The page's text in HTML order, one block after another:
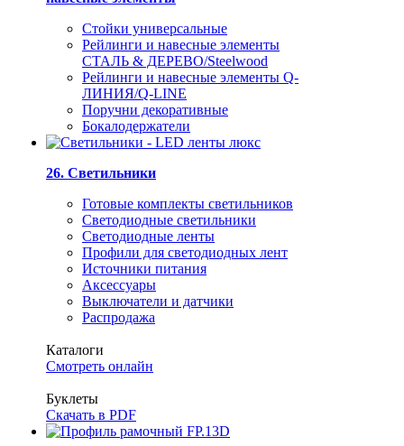
Стойки универсальные
Рейлинги и навесные элементы
СТАЛЬ & ДЕРЕВО/Steelwood
Рейлинги и навесные элементы Q-
ЛИНИЯ/Q-LINE
Поручни декоративные
Бокалодержатели
26. Светильники
Готовые комплекты светильников
Светодиодные светильники
Светодиодные ленты
Профили для светодиодных лент
Источники питания
Аксессуары
Выключатели и датчики
Распродажа
Каталоги
Смотреть онлайн
Буклеты
Скачать в PDF